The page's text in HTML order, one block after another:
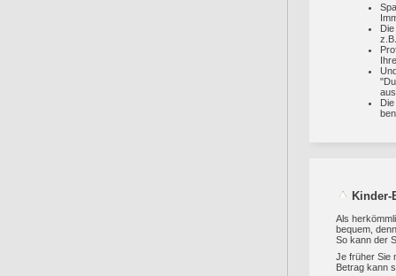
Die
Kinder-
Als
bequem,
So kann der
Je früher Sie
Betrag kann